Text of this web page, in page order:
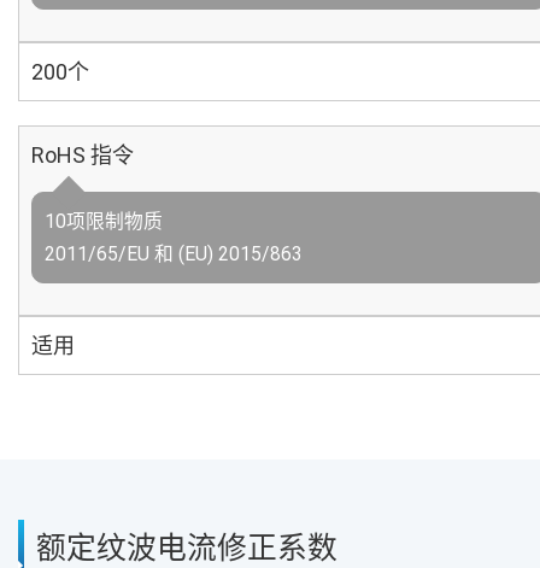
200个
RoHS 指令
10项限制物质
2011/65/EU 和 (EU) 2015/863
适用
额定纹波电流修正系数